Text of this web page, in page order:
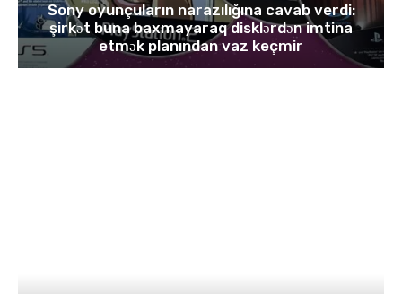
Sony oyunçuların narazılığına cavab verdi:
şirkət buna baxmayaraq disklərdən imtina
etmək planından vaz keçmir